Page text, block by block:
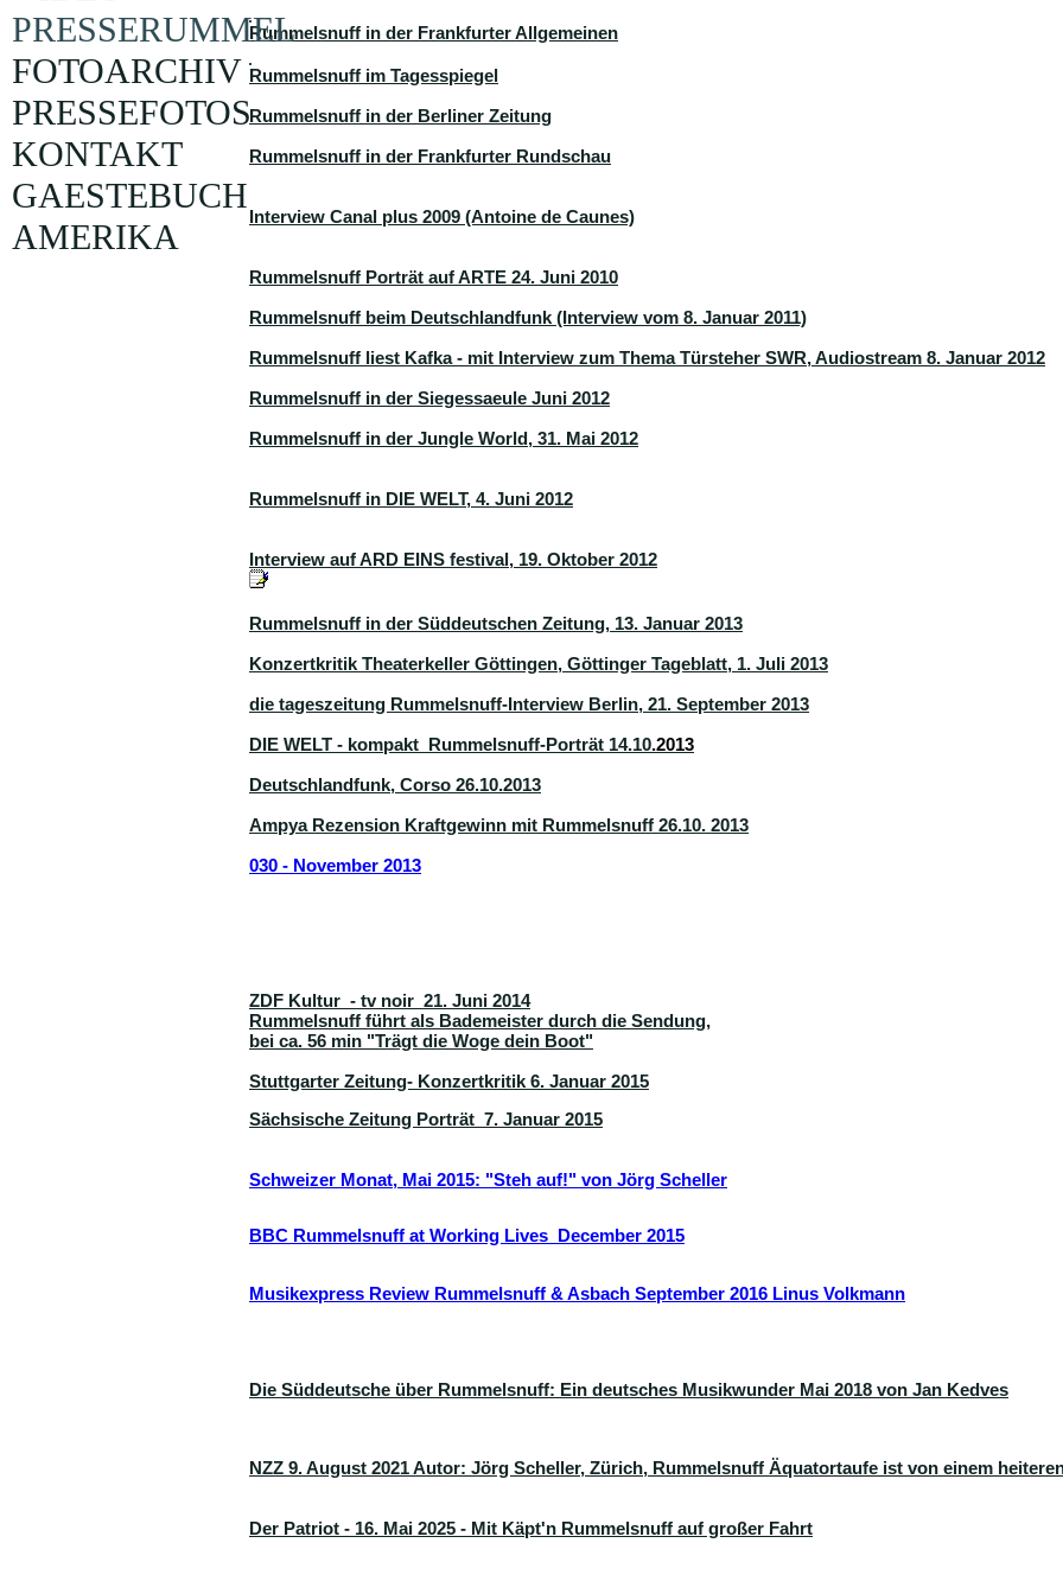
Rummelsnuff in der Frankfurter Allgemeinen
Rummelsnuff im Tagesspiegel
Rummelsnuff in der Berliner Zeitung
Rummelsnuff in der Frankfurter Rundschau
Interview Canal plus 2009 (Antoine de Caunes)
Rummelsnuff Porträt auf ARTE 24. Juni 2010
Rummelsnuff beim Deutschlandfunk (Interview vom 8. Januar 2011)
Rummelsnuff liest Kafka - mit Interview zum Thema Türsteher SWR, Audiostream 8. Januar 2012
Rummelsnuff in der Siegessaeule Juni 2012
Rummelsnuff in der Jungle World, 31. Mai 2012
Rummelsnuff in DIE WELT, 4. Juni 2012
Interview auf ARD EINS festival, 19. Oktober 2012
Rummelsnuff in der Süddeutschen Zeitung, 13. Januar 2013
Konzertkritik Theaterkeller Göttingen, Göttinger Tageblatt, 1. Juli 2013
die tageszeitung Rummelsnuff-Interview Berlin, 21. September 2013
DIE WELT - kompakt Rummelsnuff-Porträt 14.10.2013
Deutschlandfunk, Corso 26.10.2013
Ampya Rezension Kraftgewinn mit Rummelsnuff 26.10. 2013
030 - November 2013
ZDF Kultur - tv noir 21. Juni 2014
Rummelsnuff führt als Bademeister durch die Sendung,
bei ca. 56 min "Trägt die Woge dein Boot"
Stuttgarter Zeitung- Konzertkritik 6. Januar 2015
Sächsische Zeitung Porträt 7. Januar 2015
Schweizer Monat, Mai 2015: "Steh auf!" von Jörg Scheller
BBC Rummelsnuff at Working Lives December 2015
Musikexpress Review Rummelsnuff & Asbach September 2016 Linus Volkmann
Die Süddeutsche über Rummelsnuff: Ein deutsches Musikwunder Mai 2018 von Jan Kedves
NZZ 9. August 2021 Autor: Jörg Scheller, Zürich, Rummelsnuff Äquatortaufe ist von einem
Der Patriot - 16. Mai 2025 - Mit Käpt'n Rummelsnuff auf großer Fahrt
PRESSERUMMEL
FOTOARCHIV
PRESSEFOTOS
KONTAKT
GAESTEBUCH
AMERIKA